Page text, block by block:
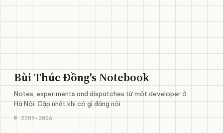
Bùi Thúc Đồng's Notebook
Notes, experiments and dispatches từ một developer ở
Hà Nội. Cập nhật khi có gì đáng nói.
©2009–2026